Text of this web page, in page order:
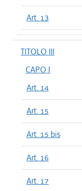
Art. 13
TITOLO III
CAPO I
Art. 14
Art. 15
Art. 15 bis
Art. 16
Art. 17